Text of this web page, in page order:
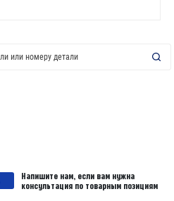
Напишите нам, если вам нужна
консультация по товарным позициям